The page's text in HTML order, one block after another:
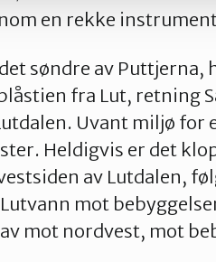
en rekke
søndre av Puttjerna,
fra Lut, retning
Uvant miljø
Heldigvis er det
av Lutdalen,
mot
mot nordvest, mot